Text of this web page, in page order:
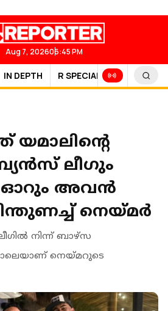
Aug 7, 202606:45 PM
IN DEPTH R SPECIAL SPORTS
യമാലിന്റെ
ലീഗും
ഓറും അവൻ
നെയ്മർ
നിന്ന് ബാഴ്‌സ
നെയ്മറുടെ